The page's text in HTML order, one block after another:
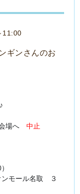
11:00
ギンさんのお
会場へ中止
ンモール名取 ３